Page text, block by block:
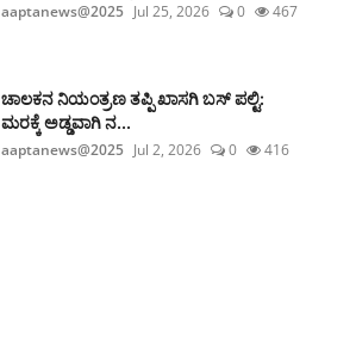
aaptanews@2025 Jul 25, 2026 0 467
ಚಾಲಕನ ನಿಯಂತ್ರಣ ತಪ್ಪಿ ಖಾಸಗಿ ಬಸ್ ಪಲ್ಟಿ:
ಮರಕ್ಕೆ ಅಡ್ಡವಾಗಿ ನ...
aaptanews@2025 Jul 2, 2026 0 416